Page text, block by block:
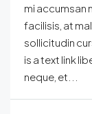
mi accumsan
facilisis, at
sollicitudin
is a text link
neque, et...